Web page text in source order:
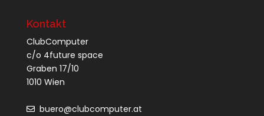
Kontakt
ClubComputer
c/o 4future space
Graben 17/10
1010 Wien
buero@clubcomputer.at